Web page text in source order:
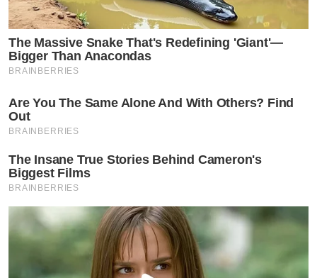
The Massive Snake That's Redefining 'Giant'—
Bigger Than Anacondas
BRAINBERRIES
Are You The Same Alone And With Others? Find
Out
BRAINBERRIES
The Insane True Stories Behind Cameron's
Biggest Films
BRAINBERRIES